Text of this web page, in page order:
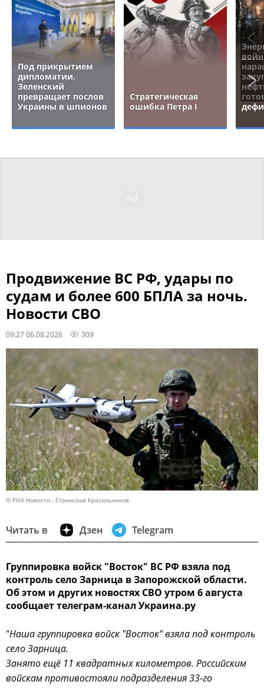
Под прикрытием
дипломатии.
Зеленский
превращает послов
Украины в шпионов
Стратегическая
ошибка Петра I
Продвижение ВС РФ, удары по
судам и более 600 БПЛА за ночь.
Новости СВО
09:27 06.08.2026 309
© РИА Новости . Станислав Красильников
Читать в Дзен Telegram
Группировка войск "Восток" ВС РФ взяла под
контроль село Зарница в Запорожской области.
Об этом и других новостях СВО утром 6 августа
сообщает телеграм-канал Украина.ру
"Наша группировка войск "Восток" взяла под контроль
село Зарница.
Занято ещё 11 квадратных километров. Российским
войскам противостояли подразделения 33-го